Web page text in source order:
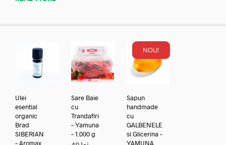
Ulei
esential
organic
Brad
SIBERIAN
– Aromax
Sare Baie
cu
Trandafiri
– Yamuna
– 1.000 g
NOU!
Sapun
handmade
cu
GALBENELE
si Glicerina –
YAMUNA